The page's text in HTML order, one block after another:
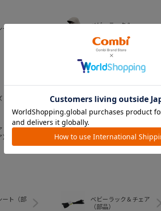
ト
ベビーラック＆
おむつ・
トイレグッズ
ベビー食器
ベビートイ
ート（部
ベビーラック＆チェア
（部品）